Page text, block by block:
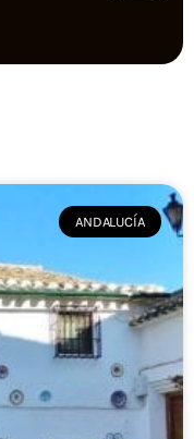
ANDALUCÍA